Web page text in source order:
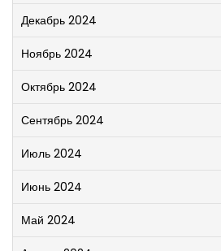
Декабрь 2024
Ноябрь 2024
Октябрь 2024
Сентябрь 2024
Июль 2024
Июнь 2024
Май 2024